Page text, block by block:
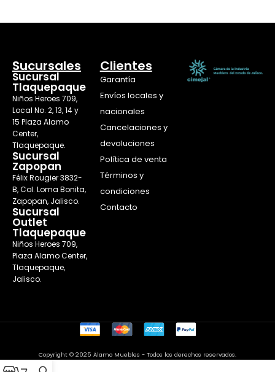
Sucursales
Sucursal
Tlaquepaque
Niños Heroes 709,
Local No. 2, 13, 14 y
15 Plaza Alamo
Center,
Tlaquepaque.
Sucursal
Zapopan
Félix Rougier 3832-
B, Col. Loma Bonita,
Zapopan, Jalisco.
Sucursal
Outlet
Tlaquepaque
Niños Heroes 709,
Plaza Alamo Center,
Tlaquepaque,
Jalisco.
Clientes
Garantía
Envíos locales y
nacionales
Cancelaciones y
devoluciones
Política de venta
Términos y
condiciones
Contacto
Copyright © 2025 Álamo Muebles - Todos los derechos reservados.